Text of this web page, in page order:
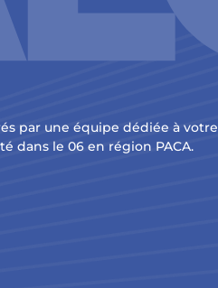
par une équipe dédiée à votre
dans le 06 en région PACA.